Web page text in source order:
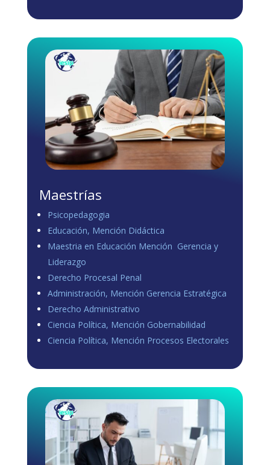
Load more
Maestrías
Psicopedagogia
Educación, Mención Didáctica
Maestria en Educación Mención Gerencia y
Liderazgo
Derecho Procesal Penal
Administración, Mención Gerencia Estratégica
Derecho Administrativo
Ciencia Política, Mención Gobernabilidad
Ciencia Política, Mención Procesos Electorales